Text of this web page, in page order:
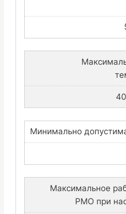
Минимально
Максимальное
PMO при